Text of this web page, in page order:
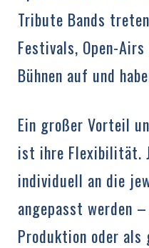
Tribute Bands
Festivals, Open-
Bühnen auf und
Ein großer Vorteil
ist ihre Flexibilität.
individuell an die
angepasst werden
Produktion oder als